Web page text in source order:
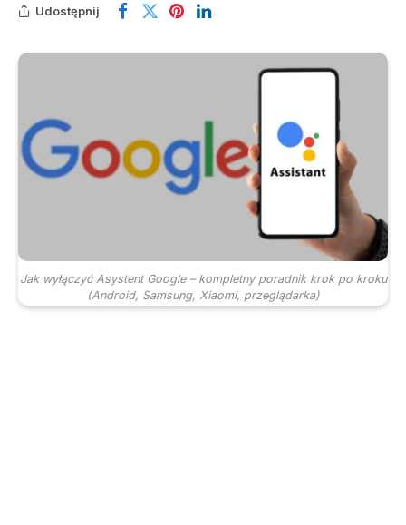
Udostępnij
Jak wyłączyć Asystent Google – kompletny poradnik krok po kroku
(Android, Samsung, Xiaomi, przeglądarka)